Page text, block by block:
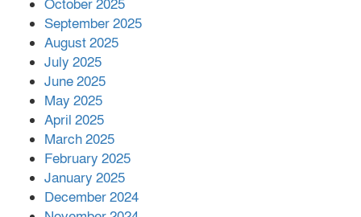
পর ফোন তারেক রহমানের,গ্যাস সঙ্কট
October 2025
September 2025
August 2025
July 2025
June 2025
May 2025
April 2025
March 2025
February 2025
January 2025
December 2024